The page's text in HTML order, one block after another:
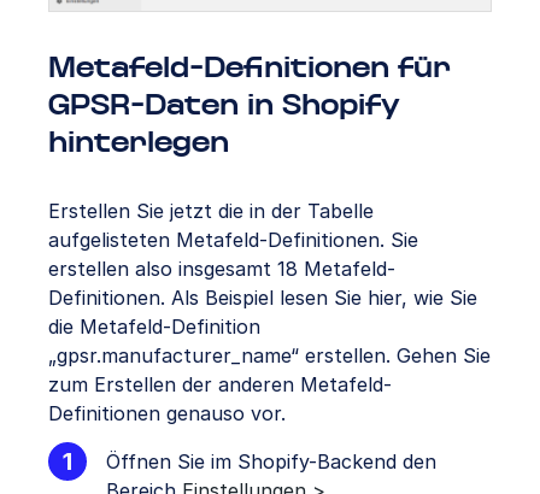
Metafeld-Definitionen für
GPSR-Daten in Shopify
hinterlegen
Erstellen Sie jetzt die in der Tabelle
aufgelisteten Metafeld-Definitionen. Sie
erstellen also insgesamt 18 Metafeld-
Definitionen. Als Beispiel lesen Sie hier, wie Sie
die Metafeld-Definition
„gpsr.manufacturer_name“ erstellen. Gehen Sie
zum Erstellen der anderen Metafeld-
Definitionen genauso vor.
Öffnen Sie im Shopify-Backend den